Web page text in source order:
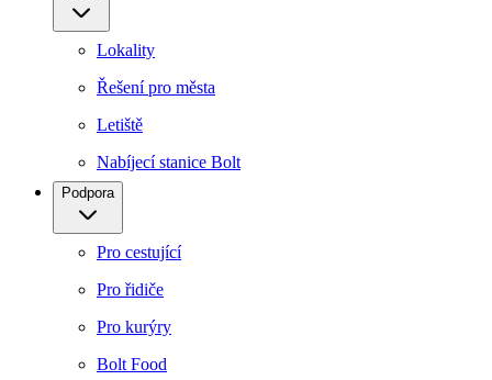
Lokality
Řešení pro města
Letiště
Nabíjecí stanice Bolt
Podpora
Pro cestující
Pro řidiče
Pro kurýry
Bolt Food